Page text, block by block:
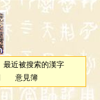
最近被搜索的漢字
意見簿